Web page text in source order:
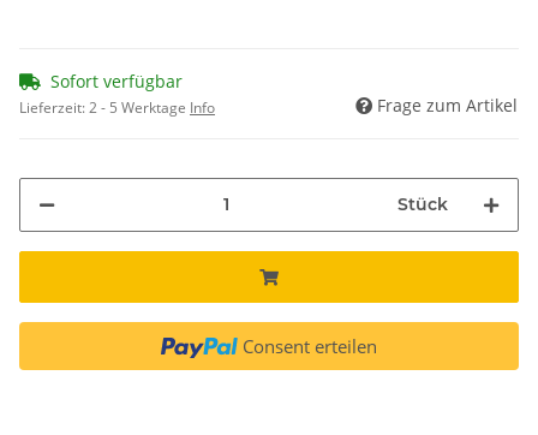
Sofort verfügbar
Lieferzeit:2 - 5 Werktage Info Frage zum Artikel
Stück
Consent erteilen